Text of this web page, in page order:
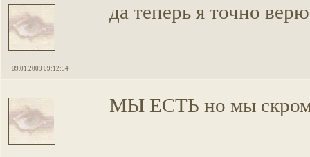
09.01.2009 09:12:54
да теперь я точно
МЫ ЕСТЬ но мы